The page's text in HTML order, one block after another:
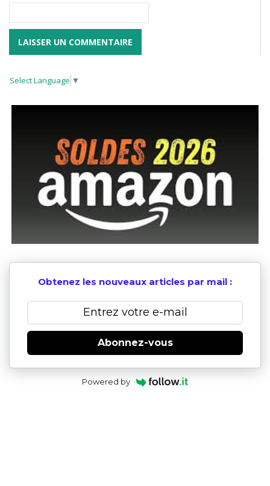
Select Language ▼
Obtenez les nouveaux articles par mail :
Abonnez-vous
Powered by